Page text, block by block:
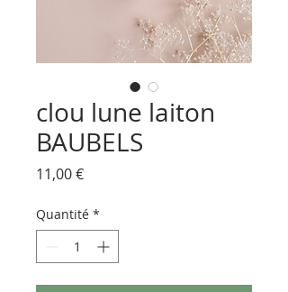
clou lune laiton
BAUBELS
11,00 €Prix
Quantité *